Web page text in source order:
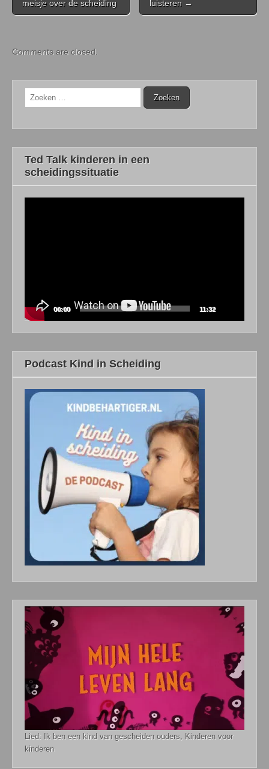
meisje over de scheiding
luisteren →
Comments are closed.
Ted Talk kinderen in een
scheidingssituatie
00:00 11:32
Podcast Kind in Scheiding
Lied: Ik ben een kind van gescheiden ouders, Kinderen voor
kinderen